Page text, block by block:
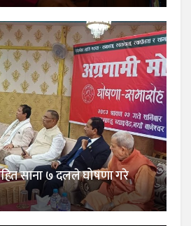
साना ७ दलले घोषणा गरे